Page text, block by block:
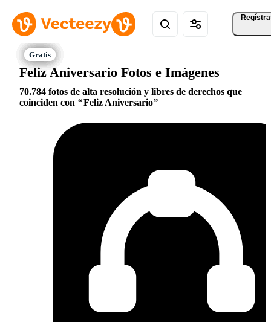
Feliz Aniversario Fotos e Imágenes
70.784 fotos de alta resolución y libres de derechos que
coinciden con
Feliz Aniversario